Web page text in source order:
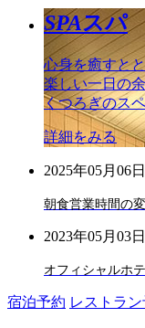
SPAスパ
心身を癒すと
楽しい一日の
くつろぎのス
詳細をみる
2025年05月06日
朝食営業時間の
2023年05月03日
オフィシャルホ
宿泊予約 レストラ